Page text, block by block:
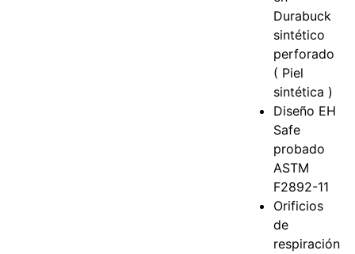
Durabuck
sintético
perforado
( Piel
sintética )
Diseño EH
Safe
probado
ASTM
F2892-11
Orificios
de
respiración